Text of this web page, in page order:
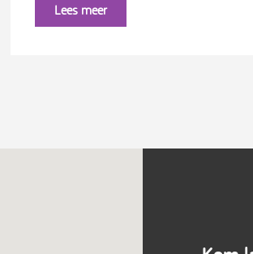
Lees meer